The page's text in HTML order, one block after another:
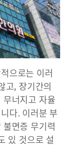
으로는 이러
고, 장기간의
너지고 자율
다. 이러분 부
면증 무기력
있 것으로 설